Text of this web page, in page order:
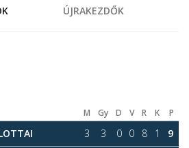
ÚJRAKEZDŐK
M Gy D V R K P
3 3 0 0 8 1
9